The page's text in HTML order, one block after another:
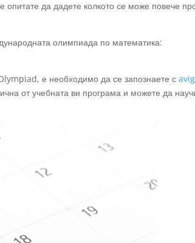
опитате да дадете колкото се може повече
олимпиада по математика:
е необходимо да се запознаете с
от учебната ви програма и можете да